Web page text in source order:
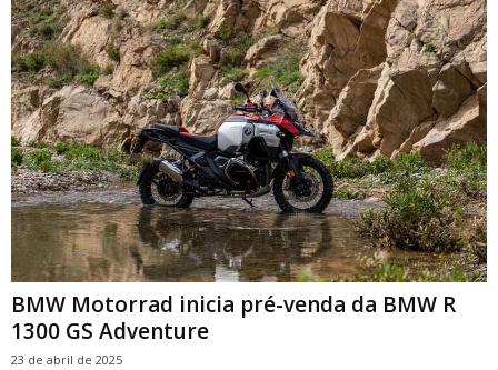
BMW Motorrad inicia pré-venda da BMW R
1300 GS Adventure
23 de abril de 2025